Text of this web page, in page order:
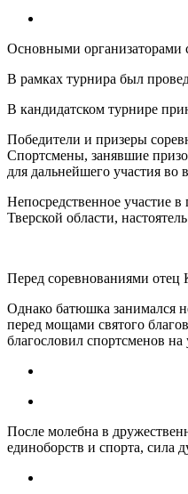
Основными организаторами
В рамках турнира был
В кандидатском турнире
Победители и призеры
Спортсмены, занявшие
для дальнейшего участия
Непосредственное участие
Тверской области,
Перед соревнованиями отец
Однако батюшка занимался
перед мощами святого
благословил спортсменов
После молебна в
единоборств и спорта, сила